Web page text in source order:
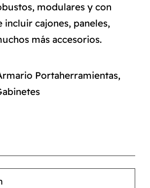
modulares y con
incluir cajones, paneles,
más accesorios.
Portaherramientas,